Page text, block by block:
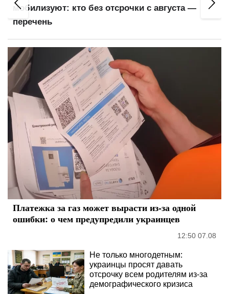
мобилизуют: кто без отсрочки с августа —
перечень
Платежка за газ может вырасти из-за одной
ошибки: о чем предупредили украинцев
12:50 07.08
Не только многодетным:
украинцы просят давать
отсрочку всем родителям из-за
демографического кризиса